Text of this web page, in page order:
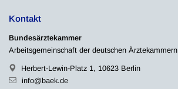
Kontakt
Bundesärztekammer
Arbeitsgemeinschaft der deutschen Ärztekammern
Herbert-Lewin-Platz 1, 10623 Berlin
info@baek.de